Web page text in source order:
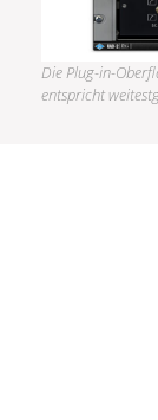
Die Plug-in-
entspricht